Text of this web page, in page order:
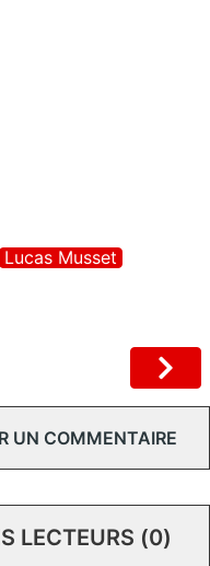
Lucas Musset
UN COMMENTAIRE
LECTEURS (0)